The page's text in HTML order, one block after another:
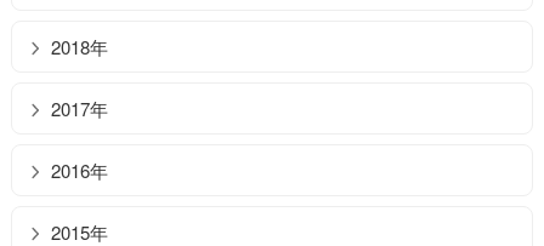
2018年
2017年
2016年
2015年